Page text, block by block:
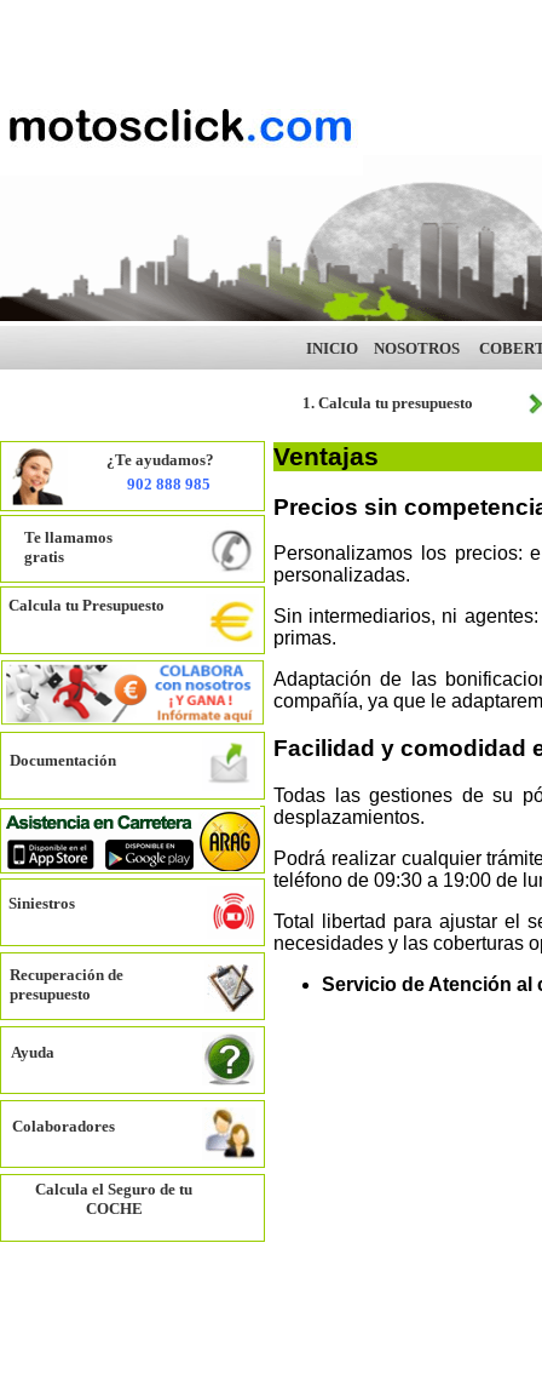
1. Calcula tu presupuesto
902 888 985
¿Te ayudamos?
Documentación
Recuperación de
presupuesto
Te llamamos
gratis
Colaboradores
Ayuda
Siniestros
Calcula tu Presupuesto
Calcula el Seguro de tu
COCHE
INICIO NOSOTROS
Ventajas
Precios sin
Personalizamos los precios:
personalizadas.
Sin intermediarios, ni
primas.
Adaptación de las
compañía, ya que le
Facilidad y comodidad
Todas las gestiones de su
desplazamientos.
Podrá realizar cualquier
teléfono de 09:30 a 19:00 de
Total libertad para ajustar el
necesidades y las coberturas
Servicio de Atención al